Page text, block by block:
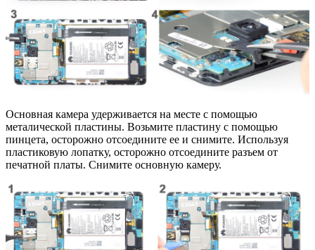
Основная камера удерживается на месте с помощью
металической пластины. Возьмите пластину с помощью
пинцета, осторожно отсоедините ее и снимите. Используя
пластиковую лопатку, осторожно отсоедините разъем от
печатной платы. Снимите основную камеру.